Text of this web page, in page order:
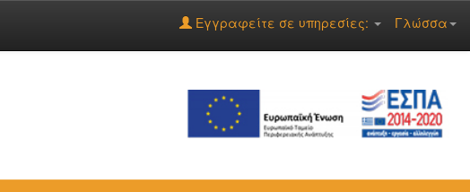
Γλώσσα
Εγγραφείτε σε υπηρεσίες: